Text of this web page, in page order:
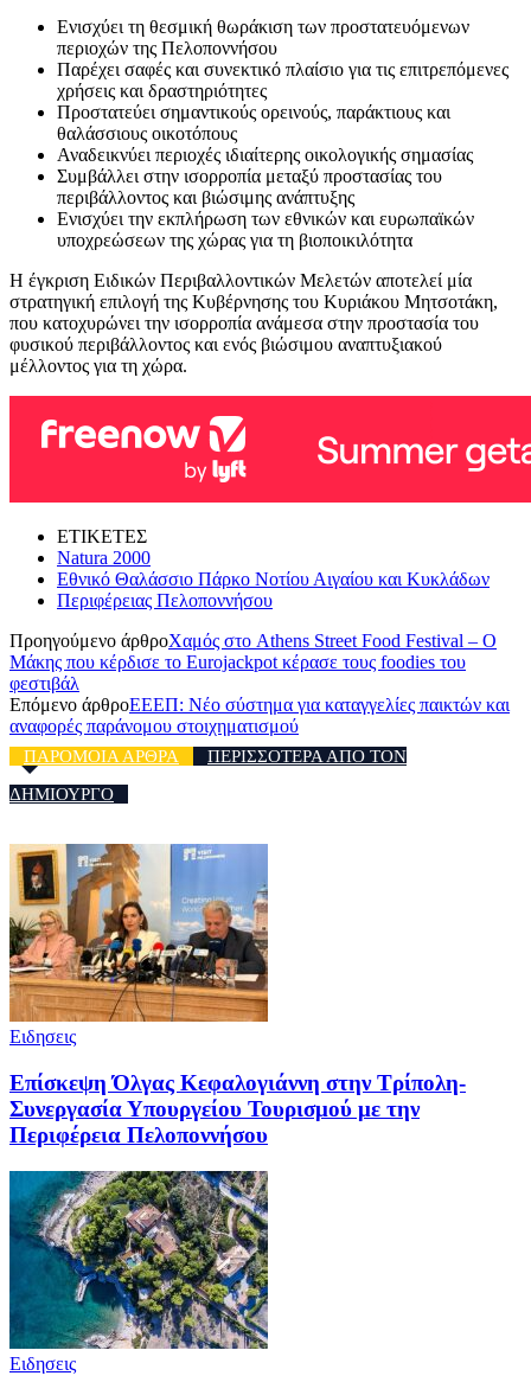
Ενισχύει τη θεσμική θωράκιση των προστατευόμενων
περιοχών της Πελοποννήσου
Παρέχει σαφές και συνεκτικό πλαίσιο για τις επιτρεπόμενες
χρήσεις και δραστηριότητες
Προστατεύει σημαντικούς ορεινούς, παράκτιους και
θαλάσσιους οικοτόπους
Αναδεικνύει περιοχές ιδιαίτερης οικολογικής σημασίας
Συμβάλλει στην ισορροπία μεταξύ προστασίας του
περιβάλλοντος και βιώσιμης ανάπτυξης
Ενισχύει την εκπλήρωση των εθνικών και ευρωπαϊκών
υποχρεώσεων της χώρας για τη βιοποικιλότητα
Η έγκριση Ειδικών Περιβαλλοντικών Μελετών αποτελεί μία
στρατηγική επιλογή της Κυβέρνησης του Κυριάκου Μητσοτάκη,
που κατοχυρώνει την ισορροπία ανάμεσα στην προστασία του
φυσικού περιβάλλοντος και ενός βιώσιμου αναπτυξιακού
μέλλοντος για τη χώρα.
ΕΤΙΚΕΤΕΣ
Natura 2000
Εθνικό Θαλάσσιο Πάρκο Νοτίου Αιγαίου και Κυκλάδων
Περιφέρειας Πελοποννήσου
Προηγούμενο άρθροΧαμός στο Athens Street Food Festival – Ο
Μάκης που κέρδισε το Eurojackpot κέρασε τους foodies του
φεστιβάλ
Επόμενο άρθροΕΕΕΠ: Νέο σύστημα για καταγγελίες παικτών και
αναφορές παράνομου στοιχηματισμού
ΠΑΡΟΜΟΙΑ ΑΡΘΡΑ
ΠΕΡΙΣΣΟΤΕΡΑ ΑΠΟ ΤΟΝ
ΔΗΜΙΟΥΡΓΟ
Ειδησεις
Επίσκεψη Όλγας Κεφαλογιάννη στην Τρίπολη-
Συνεργασία Υπουργείου Τουρισμού με την
Περιφέρεια Πελοποννήσου
Ειδησεις